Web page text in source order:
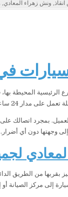
نش
الفرسان
وصول
IN
ونش زهراء المعادي
في
الرئيسية المحيطة
حتى تحصل على المساعدة في أي وقت دون انتظار.
بمجرد اتصالك
إلى وجهتها دون أي أضرار.
بقربها من الطريق
إلى مركز الصيانة